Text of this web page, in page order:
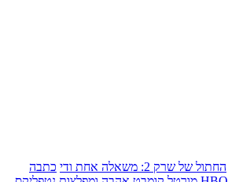
החתול של שרק 2: משאלה אחת ודי
כתבה